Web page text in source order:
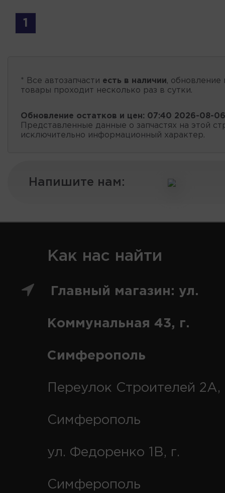
1
* Все автозапчасти есть в наличии, обновление
товары проходит несколько раз в сутки.
Обновление остатков и цен: 07:40 2026-08-06
Представленные данные о запчастях на этой
исключительно информационный характер.
Напишите нам:
Как нас найти
Главный магазин: ул.
Коммунальная 43, г.
Симферополь
Переулок Строителей 2А,
Симферополь
ул. Федоренко 1В, г.
Симферополь